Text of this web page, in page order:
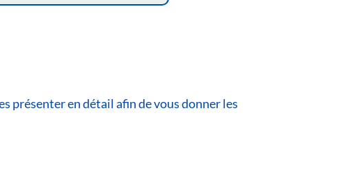
présenter en détail afin de vous donner les